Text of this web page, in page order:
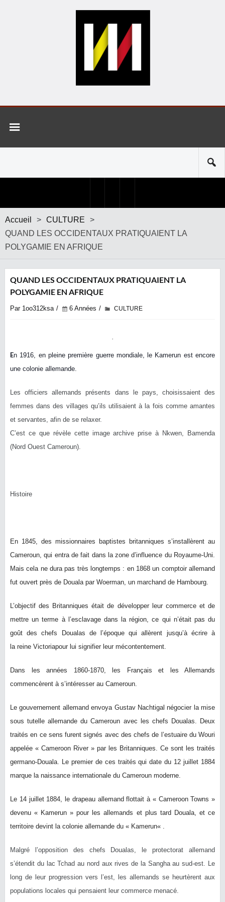
Accueil > CULTURE
>
QUAND LES OCCIDENTAUX PRATIQUAIENT LA
POLYGAMIE EN AFRIQUE
QUAND LES OCCIDENTAUX PRATIQUAIENT LA
POLYGAMIE EN AFRIQUE
Par 1oo312ksa 6 Années CULTURE
En 1916, en pleine première guerre mondiale, le Kamerun est encore
une colonie allemande.
Les officiers allemands présents dans le pays, choisissaient des
femmes dans des villages qu’ils utilisaient à la fois comme amantes
et servantes, afin de se relaxer.
C’est ce que révèle cette image archive prise à Nkwen, Bamenda
(Nord Ouest Cameroun).
Histoire
En 1845, des missionnaires baptistes britanniques s’installèrent au
Cameroun, qui entra de fait dans la zone d’influence du Royaume-Uni.
Mais cela ne dura pas très longtemps : en 1868 un comptoir allemand
fut ouvert près de Douala par Woerman, un marchand de Hambourg.
L’objectif des Britanniques était de développer leur commerce et de
mettre un terme à l’esclavage dans la région, ce qui n’était pas du
goût des chefs Doualas de l’époque qui allèrent jusqu’à écrire à
la reine Victoriapour lui signifier leur mécontentement.
Dans les années 1860-1870, les Français et les Allemands
commencèrent à s’intéresser au Cameroun.
Le gouvernement allemand envoya Gustav Nachtigal négocier la mise
sous tutelle allemande du Cameroun avec les chefs Doualas. Deux
traités en ce sens furent signés avec des chefs de l’estuaire du Wouri
appelée « Cameroon River » par les Britanniques. Ce sont les traités
germano-Douala. Le premier de ces traités qui date du 12 juillet 1884
marque la naissance internationale du Cameroun moderne.
Le 14 juillet 1884, le drapeau allemand flottait à « Cameroon Towns »
devenu « Kamerun » pour les allemands et plus tard Douala, et ce
territoire devint la colonie allemande du « Kamerun« .
Malgré l’opposition des chefs Doualas, le protectorat allemand
s’étendit du lac Tchad au nord aux rives de la Sangha au sud-est. Le
long de leur progression vers l’est, les allemands se heurtèrent aux
populations locales qui pensaient leur commerce menacé.